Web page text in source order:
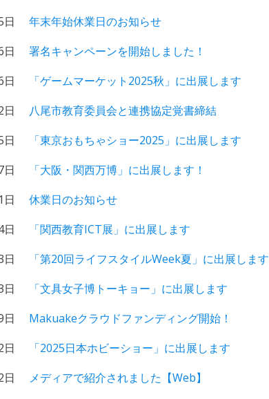
日
年末年始休業日のお知らせ
日
署名キャンペーンを開始しました！
日
「ゲームマーケット2025秋」に出展します
日
八尾市教育委員会と連携協定覚書締結
日
「東京おもちゃショー2025」に出展します
日
「大阪・関西万博」に出展します！
日
休業日のお知らせ
日
「関西教育ICT展」に出展します
日
「第20回ライフスタイルWeek夏」に出展します
日
「文具女子博トーキョー」に出展します
日
Makuakeクラウドファンディング開始！
日
「2025日本ホビーショー」に出展します
日
メディアで紹介されました【Web】